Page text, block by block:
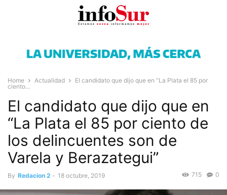
Home Actualidad
El candidato que dijo que en “La Plata el 85 por
ciento...
El candidato que dijo que en
“La Plata el 85 por ciento de
los delincuentes son de
Varela y Berazategui”
By Redacion 2 - 18 octubre, 2019 0
715